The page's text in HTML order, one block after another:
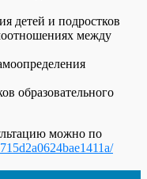
детей и подростков
между
образовательного
можно по